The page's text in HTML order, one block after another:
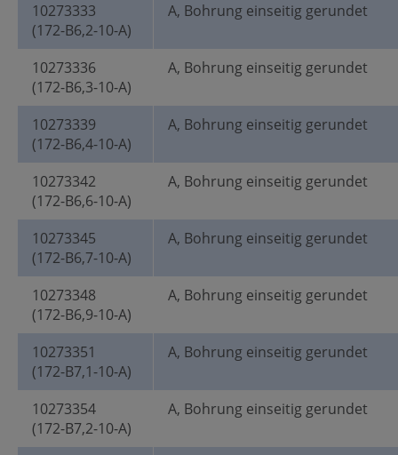
10273333
(172-B6,2-10-A)
A, Bohrung einseitig gerundet
10273336
(172-B6,3-10-A)
A, Bohrung einseitig gerundet
10273339
(172-B6,4-10-A)
A, Bohrung einseitig gerundet
10273342
(172-B6,6-10-A)
A, Bohrung einseitig gerundet
10273345
(172-B6,7-10-A)
A, Bohrung einseitig gerundet
10273348
(172-B6,9-10-A)
A, Bohrung einseitig gerundet
10273351
(172-B7,1-10-A)
A, Bohrung einseitig gerundet
10273354
(172-B7,2-10-A)
A, Bohrung einseitig gerundet